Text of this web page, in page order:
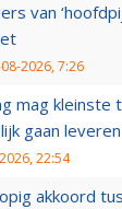
van
2026, 7:26
mag kleinste
gaan leveren
22:54
akkoord